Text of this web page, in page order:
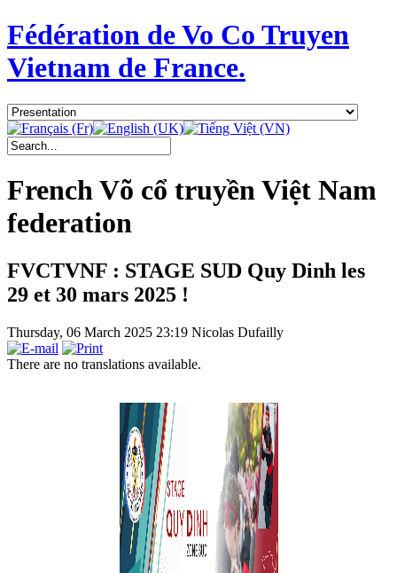
Fédération de Vo Co Truyen
Vietnam de France.
French Võ cổ truyền Việt Nam
federation
FVCTVNF : STAGE SUD Quy Dinh les
29 et 30 mars 2025 !
Thursday, 06 March 2025 23:19 Nicolas Dufailly
There are no translations available.